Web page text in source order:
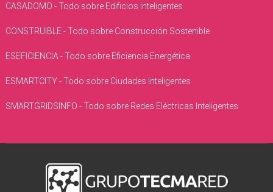
CASADOMO - Todo sobre Edificios Inteligentes
CONSTRUIBLE - Todo sobre Construcción Sostenible
ESEFICIENCIA - Todo sobre Eficiencia Energética
ESMARTCITY - Todo sobre Ciudades Inteligentes
SMARTGRIDSINFO - Todo sobre Redes Eléctricas Inteligentes